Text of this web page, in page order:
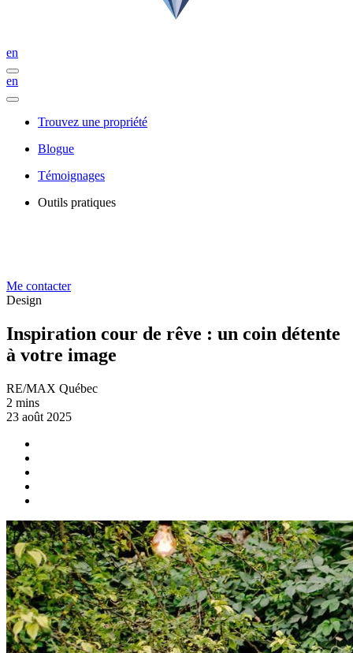
en
en
Trouvez une propriété
Blogue
Témoignages
Outils pratiques
Me contacter
Design
Inspiration cour de rêve : un coin détente
à votre image
RE/MAX Québec
2 mins
23 août 2025